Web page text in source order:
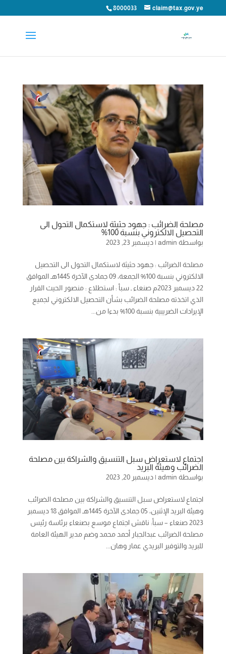
8000033 claim@tax.gov.ye
مصلحة الضرائب : جهود حثيثة لاستكمال التحول الى
التحصيل الالكتروني بنسبة 100%
بواسطة admin
| ديسمبر 23, 2023
مصلحة الضرائب : جهود حثيثة لاستكمال التحول الى التحصيل
الالكتروني بنسبة 100% الجمعة، 09 جمادى الآخرة 1445هـ الموافق
22 ديسمبر 2023م صنعاء ـ سبأ : استطلاع : منصور الحيث القرار
الذي اتخذته مصلحة الضرائب بشأن التحصيل الالكتروني لجميع
الإيرادات الضريبية بنسبة 100% بدءا من...
اجتماع لاستعراض سبل التنسيق والشراكة بين مصلحة
الضرائب وهيئة البريد
بواسطة admin
| ديسمبر 20, 2023
اجتماع لاستعراض سبل التنسيق والشراكة بين مصلحة الضرائب
وهيئة البريد الإثنين، 05 جمادى الآخرة 1445هـ الموافق 18 ديسمبر
2023 صنعاء – سبأ: ناقش اجتماع موسع بصنعاء برئاسة رئيس
مصلحة الضرائب عبدالجبار أحمد محمد وضم مدير الهيئة العامة
للبريد والتوفير البريدي عمار وهان...